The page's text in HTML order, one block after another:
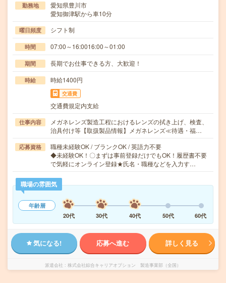
勤務地
愛知県豊川市
愛知御津駅から車10分
曜日頻度 シフト制
時間 07:00～16:0016:00～01:00
期間 長期でお仕事できる方、大歓迎！
時給 時給1400円
交通費
交通費規定内支給
仕事内容
メガネレンズ製造工程におけるレンズの拭き上げ、検査、
治具付け等【取扱製品情報】メガネレンズ≪待遇・福…
応募資格
職種未経験OK / ブランクOK / 英語力不要
◆未経験OK！〇まずは事前登録だけでもOK！履歴書不要
で気軽にオンライン登録★氏名・職種などを入力す…
職場の雰囲気
年齢層
20代
30代 40代 50代 60代
気になる! 応募へ進む 詳しく見る
派遣会社 株式会社綜合キャリアオプション 製造事業部（全国）